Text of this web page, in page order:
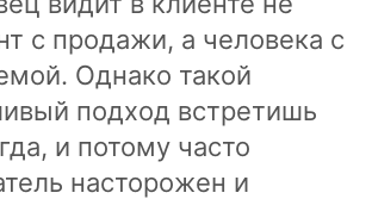
с продажи, а человека с
Однако такой
подход встретишь
и потому часто
насторожен и